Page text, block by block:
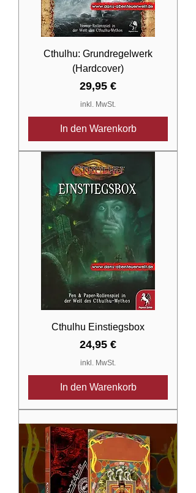
Cthulhu: Grundregelwerk
(Hardcover)
Preis
29,95 €
inkl. MwSt.
In den Warenkorb
Cthulhu Einstiegsbox
Preis
24,95 €
inkl. MwSt.
In den Warenkorb